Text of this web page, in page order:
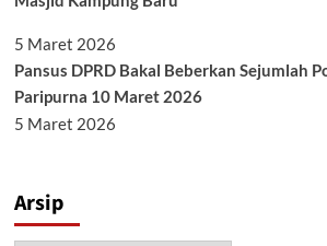
5 Maret 2026
Pansus DPRD Bakal Beberkan Sejumlah
Paripurna 10 Maret 2026
5 Maret 2026
Arsip